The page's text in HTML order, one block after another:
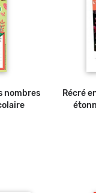
panier
nombres
Récré